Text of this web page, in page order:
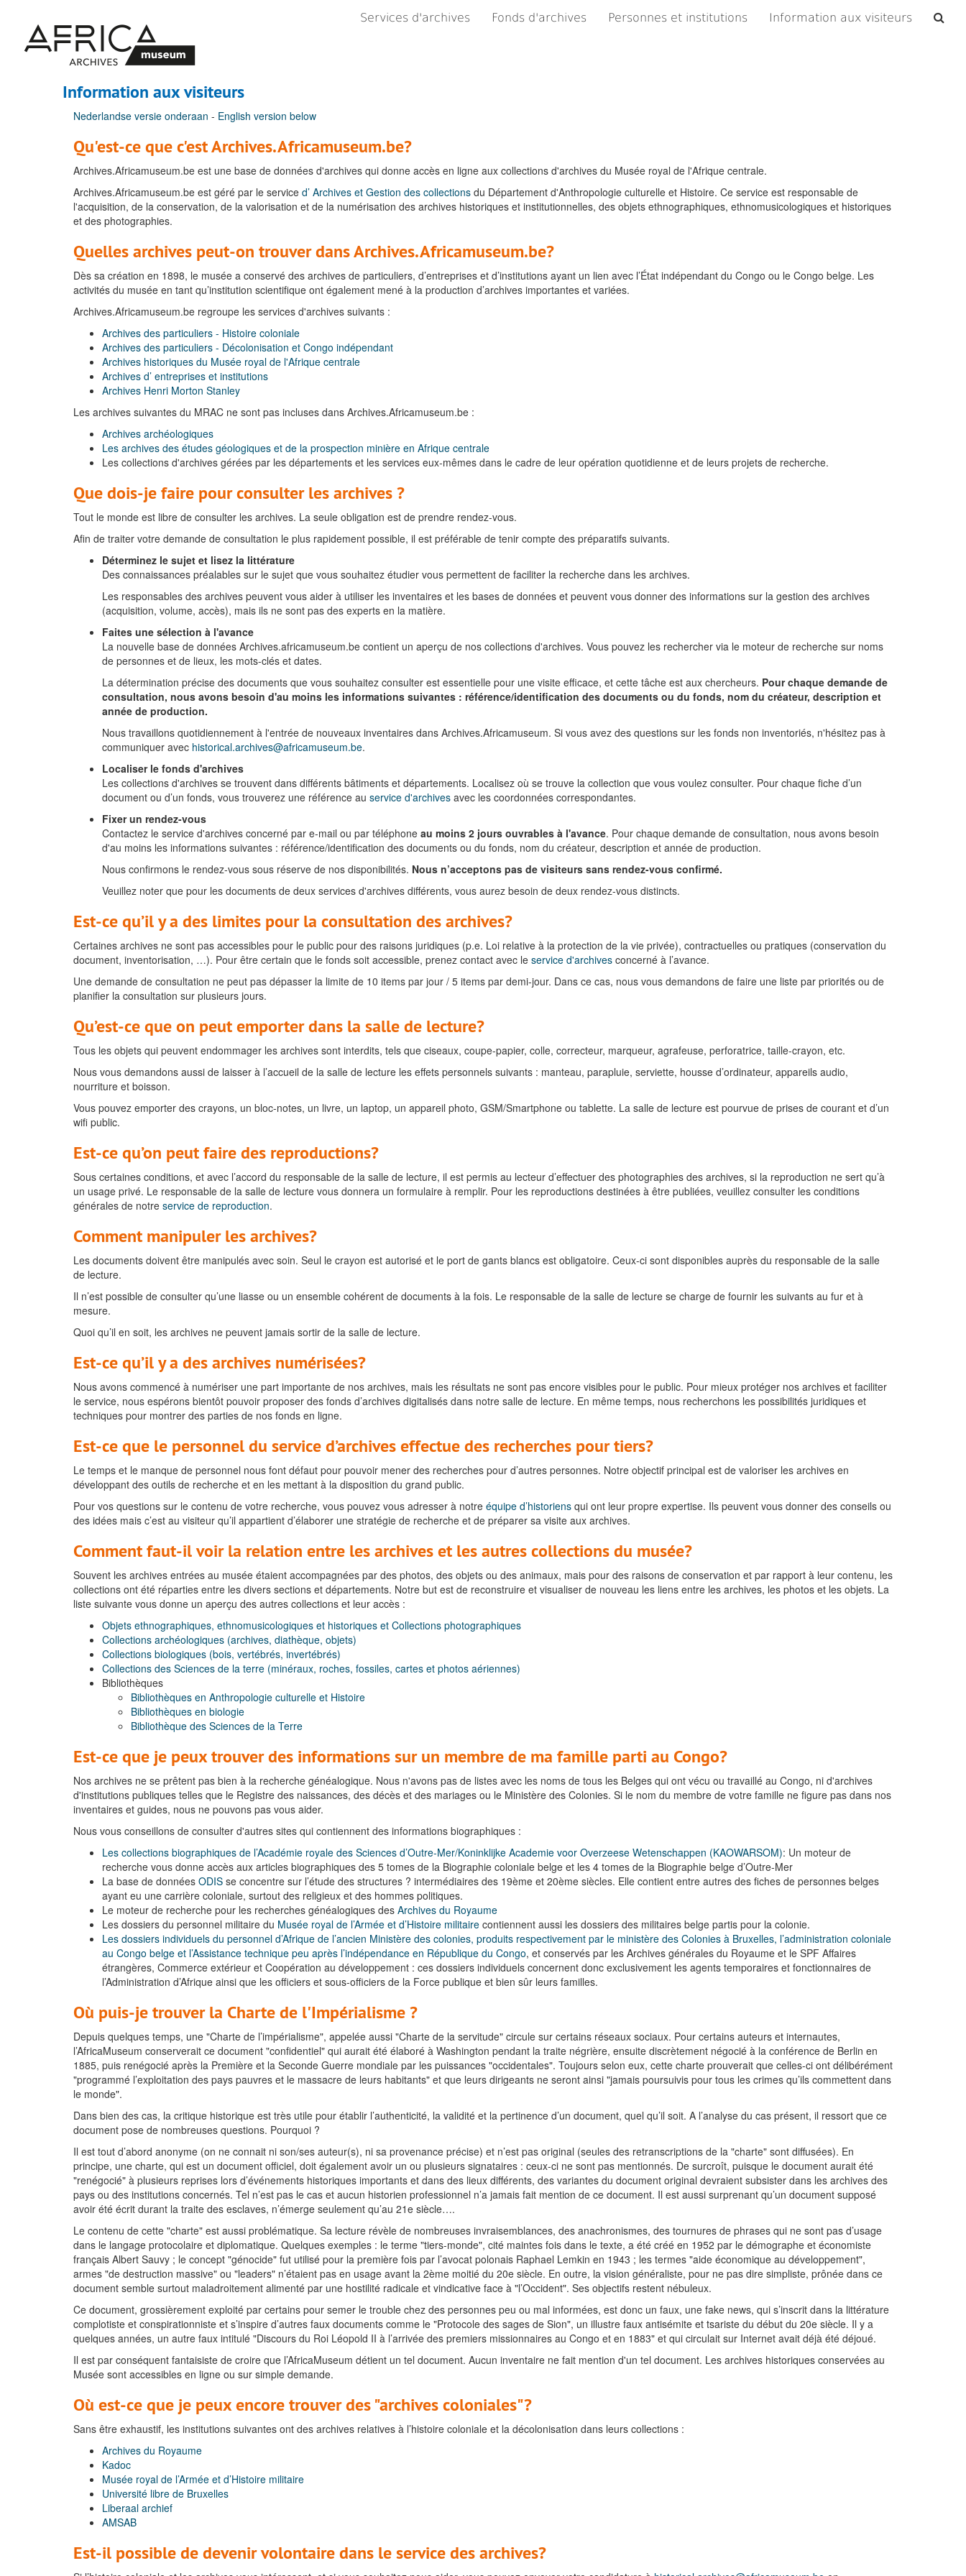
contenu
principal
Services d'archives Fonds d'archives Personnes et institutions Information aux visiteurs
Information aux visiteurs
Nederlandse versie onderaan - English version below
Qu'est-ce que c'est Archives.Africamuseum.be?
Archives.Africamuseum.be est une base de données d'archives qui donne accès en ligne aux collections d'archives du Musée royal de l'Afrique centrale.
Archives.Africamuseum.be est géré par le service d’ Archives et Gestion des collections du Département d'Anthropologie culturelle et Histoire. Ce service est responsable de
l'acquisition, de la conservation, de la valorisation et de la numérisation des archives historiques et institutionnelles, des objets ethnographiques, ethnomusicologiques et historiques
et des photographies.
Quelles archives peut-on trouver dans Archives.Africamuseum.be?
Dès sa création en 1898, le musée a conservé des archives de particuliers, d’entreprises et d’institutions ayant un lien avec l’État indépendant du Congo ou le Congo belge. Les
activités du musée en tant qu’institution scientifique ont également mené à la production d’archives importantes et variées.
Archives.Africamuseum.be regroupe les services d'archives suivants :
Archives des particuliers - Histoire coloniale
Archives des particuliers - Décolonisation et Congo indépendant
Archives historiques du Musée royal de l'Afrique centrale
Archives d’ entreprises et institutions
Archives Henri Morton Stanley
Les archives suivantes du MRAC ne sont pas incluses dans Archives.Africamuseum.be :
Archives archéologiques
Les archives des études géologiques et de la prospection minière en Afrique centrale
Les collections d'archives gérées par les départements et les services eux-mêmes dans le cadre de leur opération quotidienne et de leurs projets de recherche.
Que dois-je faire pour consulter les archives ?
Tout le monde est libre de consulter les archives. La seule obligation est de prendre rendez-vous.
Afin de traiter votre demande de consultation le plus rapidement possible, il est préférable de tenir compte des préparatifs suivants.
Déterminez le sujet et lisez la littérature
Des connaissances préalables sur le sujet que vous souhaitez étudier vous permettent de faciliter la recherche dans les archives.
Les responsables des archives peuvent vous aider à utiliser les inventaires et les bases de données et peuvent vous donner des informations sur la gestion des archives
(acquisition, volume, accès), mais ils ne sont pas des experts en la matière.
Faites une sélection à l'avance
La nouvelle base de données Archives.africamuseum.be contient un aperçu de nos collections d'archives. Vous pouvez les rechercher via le moteur de recherche sur noms
de personnes et de lieux, les mots-clés et dates.
La détermination précise des documents que vous souhaitez consulter est essentielle pour une visite efficace, et cette tâche est aux chercheurs. Pour chaque demande de
consultation, nous avons besoin d'au moins les informations suivantes : référence/identification des documents ou du fonds, nom du créateur, description et
année de production.
Nous travaillons quotidiennement à l'entrée de nouveaux inventaires dans Archives.Africamuseum. Si vous avez des questions sur les fonds non inventoriés, n'hésitez pas à
communiquer avec historical.archives@africamuseum.be.
Localiser le fonds d'archives
Les collections d'archives se trouvent dans différents bâtiments et départements. Localisez où se trouve la collection que vous voulez consulter. Pour chaque fiche d’un
document ou d’un fonds, vous trouverez une référence au service d'archives avec les coordonnées correspondantes.
Fixer un rendez-vous
Contactez le service d'archives concerné par e-mail ou par téléphone au moins 2 jours ouvrables à l'avance. Pour chaque demande de consultation, nous avons besoin
d'au moins les informations suivantes : référence/identification des documents ou du fonds, nom du créateur, description et année de production.
Nous confirmons le rendez-vous sous réserve de nos disponibilités. Nous n’acceptons pas de visiteurs sans rendez-vous confirmé.
Veuillez noter que pour les documents de deux services d'archives différents, vous aurez besoin de deux rendez-vous distincts.
Est-ce qu’il y a des limites pour la consultation des archives?
Certaines archives ne sont pas accessibles pour le public pour des raisons juridiques (p.e. Loi relative à la protection de la vie privée), contractuelles ou pratiques (conservation du
document, inventorisation, …). Pour être certain que le fonds soit accessible, prenez contact avec le service d'archives concerné à l’avance.
Une demande de consultation ne peut pas dépasser la limite de 10 items par jour / 5 items par demi-jour. Dans ce cas, nous vous demandons de faire une liste par priorités ou de
planifier la consultation sur plusieurs jours.
Qu’est-ce que on peut emporter dans la salle de lecture?
Tous les objets qui peuvent endommager les archives sont interdits, tels que ciseaux, coupe-papier, colle, correcteur, marqueur, agrafeuse, perforatrice, taille-crayon, etc.
Nous vous demandons aussi de laisser à l’accueil de la salle de lecture les effets personnels suivants : manteau, parapluie, serviette, housse d’ordinateur, appareils audio,
nourriture et boisson.
Vous pouvez emporter des crayons, un bloc-notes, un livre, un laptop, un appareil photo, GSM/Smartphone ou tablette. La salle de lecture est pourvue de prises de courant et d’un
wifi public.
Est-ce qu’on peut faire des reproductions?
Sous certaines conditions, et avec l’accord du responsable de la salle de lecture, il est permis au lecteur d’effectuer des photographies des archives, si la reproduction ne sert qu’à
un usage privé. Le responsable de la salle de lecture vous donnera un formulaire à remplir. Pour les reproductions destinées à être publiées, veuillez consulter les conditions
générales de notre service de reproduction.
Comment manipuler les archives?
Les documents doivent être manipulés avec soin. Seul le crayon est autorisé et le port de gants blancs est obligatoire. Ceux-ci sont disponibles auprès du responsable de la salle
de lecture.
Il n’est possible de consulter qu’une liasse ou un ensemble cohérent de documents à la fois. Le responsable de la salle de lecture se charge de fournir les suivants au fur et à
mesure.
Quoi qu’il en soit, les archives ne peuvent jamais sortir de la salle de lecture.
Est-ce qu’il y a des archives numérisées?
Nous avons commencé à numériser une part importante de nos archives, mais les résultats ne sont pas encore visibles pour le public. Pour mieux protéger nos archives et faciliter
le service, nous espérons bientôt pouvoir proposer des fonds d’archives digitalisés dans notre salle de lecture. En même temps, nous recherchons les possibilités juridiques et
techniques pour montrer des parties de nos fonds en ligne.
Est-ce que le personnel du service d’archives effectue des recherches pour tiers?
Le temps et le manque de personnel nous font défaut pour pouvoir mener des recherches pour d’autres personnes. Notre objectif principal est de valoriser les archives en
développant des outils de recherche et en les mettant à la disposition du grand public.
Pour vos questions sur le contenu de votre recherche, vous pouvez vous adresser à notre équipe d’historiens qui ont leur propre expertise. Ils peuvent vous donner des conseils ou
des idées mais c’est au visiteur qu’il appartient d’élaborer une stratégie de recherche et de préparer sa visite aux archives.
Comment faut-il voir la relation entre les archives et les autres collections du musée?
Souvent les archives entrées au musée étaient accompagnées par des photos, des objets ou des animaux, mais pour des raisons de conservation et par rapport à leur contenu, les
collections ont été réparties entre les divers sections et départements. Notre but est de reconstruire et visualiser de nouveau les liens entre les archives, les photos et les objets. La
liste suivante vous donne un aperçu des autres collections et leur accès :
Objets ethnographiques, ethnomusicologiques et historiques et Collections photographiques
Collections archéologiques (archives, diathèque, objets)
Collections biologiques (bois, vertébrés, invertébrés)
Collections des Sciences de la terre (minéraux, roches, fossiles, cartes et photos aériennes)
Bibliothèques
Bibliothèques en Anthropologie culturelle et Histoire
Bibliothèques en biologie
Bibliothèque des Sciences de la Terre
Est-ce que je peux trouver des informations sur un membre de ma famille parti au Congo?
Nos archives ne se prêtent pas bien à la recherche généalogique. Nous n'avons pas de listes avec les noms de tous les Belges qui ont vécu ou travaillé au Congo, ni d'archives
d'institutions publiques telles que le Registre des naissances, des décès et des mariages ou le Ministère des Colonies. Si le nom du membre de votre famille ne figure pas dans nos
inventaires et guides, nous ne pouvons pas vous aider.
Nous vous conseillons de consulter d'autres sites qui contiennent des informations biographiques :
Les collections biographiques de l’Académie royale des Sciences d’Outre-Mer/Koninklijke Academie voor Overzeese Wetenschappen (KAOWARSOM): Un moteur de
recherche vous donne accès aux articles biographiques des 5 tomes de la Biographie coloniale belge et les 4 tomes de la Biographie belge d’Outre-Mer
La base de données ODIS se concentre sur l’étude des structures ? intermédiaires des 19ème et 20ème siècles. Elle contient entre autres des fiches de personnes belges
ayant eu une carrière coloniale, surtout des religieux et des hommes politiques.
Le moteur de recherche pour les recherches généalogiques des Archives du Royaume
Les dossiers du personnel militaire du Musée royal de l’Armée et d’Histoire militaire contiennent aussi les dossiers des militaires belge partis pour la colonie.
Les dossiers individuels du personnel d’Afrique de l’ancien Ministère des colonies, produits respectivement par le ministère des Colonies à Bruxelles, l’administration coloniale
au Congo belge et l’Assistance technique peu après l’indépendance en République du Congo, et conservés par les Archives générales du Royaume et le SPF Affaires
étrangères, Commerce extérieur et Coopération au développement : ces dossiers individuels concernent donc exclusivement les agents temporaires et fonctionnaires de
l’Administration d’Afrique ainsi que les officiers et sous-officiers de la Force publique et bien sûr leurs familles.
Où puis-je trouver la Charte de l'Impérialisme ?
Depuis quelques temps, une "Charte de l’impérialisme", appelée aussi "Charte de la servitude" circule sur certains réseaux sociaux. Pour certains auteurs et internautes,
l’AfricaMuseum conserverait ce document "confidentiel" qui aurait été élaboré à Washington pendant la traite négrière, ensuite discrètement négocié à la conférence de Berlin en
1885, puis renégocié après la Première et la Seconde Guerre mondiale par les puissances "occidentales". Toujours selon eux, cette charte prouverait que celles-ci ont délibérément
"programmé l’exploitation des pays pauvres et le massacre de leurs habitants" et que leurs dirigeants ne seront ainsi "jamais poursuivis pour tous les crimes qu’ils commettent dans
le monde".
Dans bien des cas, la critique historique est très utile pour établir l’authenticité, la validité et la pertinence d’un document, quel qu’il soit. A l’analyse du cas présent, il ressort que ce
document pose de nombreuses questions. Pourquoi ?
Il est tout d’abord anonyme (on ne connait ni son/ses auteur(s), ni sa provenance précise) et n’est pas original (seules des retranscriptions de la "charte" sont diffusées). En
principe, une charte, qui est un document officiel, doit également avoir un ou plusieurs signataires : ceux-ci ne sont pas mentionnés. De surcroît, puisque le document aurait été
"renégocié" à plusieurs reprises lors d’événements historiques importants et dans des lieux différents, des variantes du document original devraient subsister dans les archives des
pays ou des institutions concernés. Tel n’est pas le cas et aucun historien professionnel n’a jamais fait mention de ce document. Il est aussi surprenant qu’un document supposé
avoir été écrit durant la traite des esclaves, n’émerge seulement qu’au 21e siècle….
Le contenu de cette "charte" est aussi problématique. Sa lecture révèle de nombreuses invraisemblances, des anachronismes, des tournures de phrases qui ne sont pas d’usage
dans le langage protocolaire et diplomatique. Quelques exemples : le terme "tiers-monde", cité maintes fois dans le texte, a été créé en 1952 par le démographe et économiste
français Albert Sauvy ; le concept "génocide" fut utilisé pour la première fois par l’avocat polonais Raphael Lemkin en 1943 ; les termes "aide économique au développement",
armes "de destruction massive" ou "leaders" n’étaient pas en usage avant la 2ème moitié du 20e siècle. En outre, la vision généraliste, pour ne pas dire simpliste, prônée dans ce
document semble surtout maladroitement alimenté par une hostilité radicale et vindicative face à "l’Occident". Ses objectifs restent nébuleux.
Ce document, grossièrement exploité par certains pour semer le trouble chez des personnes peu ou mal informées, est donc un faux, une fake news, qui s’inscrit dans la littérature
complotiste et conspirationniste et s’inspire d’autres faux documents comme le "Protocole des sages de Sion", un illustre faux antisémite et tsariste du début du 20e siècle. Il y a
quelques années, un autre faux intitulé "Discours du Roi Léopold II à l’arrivée des premiers missionnaires au Congo et en 1883" et qui circulait sur Internet avait déjà été déjoué.
Il est par conséquent fantaisiste de croire que l’AfricaMuseum détient un tel document. Aucun inventaire ne fait mention d'un tel document. Les archives historiques conservées au
Musée sont accessibles en ligne ou sur simple demande.
Où est-ce que je peux encore trouver des "archives coloniales"?
Sans être exhaustif, les institutions suivantes ont des archives relatives à l’histoire coloniale et la décolonisation dans leurs collections :
Archives du Royaume
Kadoc
Musée royal de l’Armée et d’Histoire militaire
Université libre de Bruxelles
Liberaal archief
AMSAB
Est-il possible de devenir volontaire dans le service des archives?